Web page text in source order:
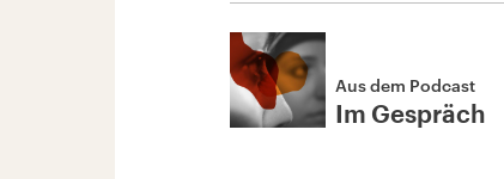
Aus dem Podcast
Im Gespräch